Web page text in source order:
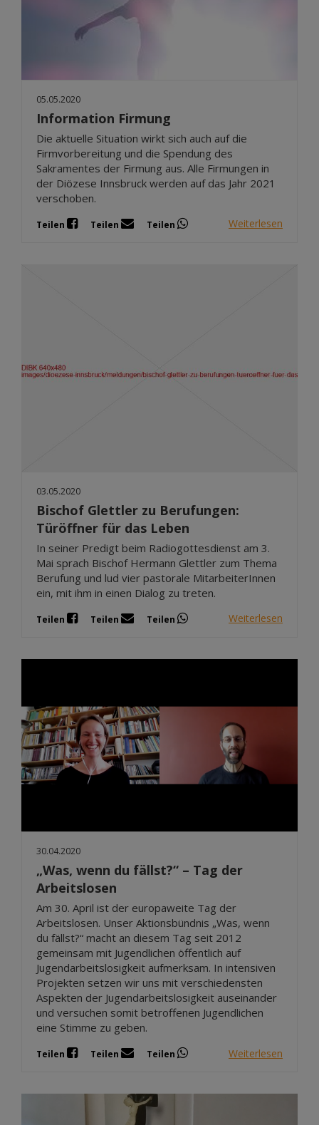
05.05.2020
Information Firmung
Die aktuelle Situation wirkt sich auch auf die
Firmvorbereitung und die Spendung des
Sakramentes der Firmung aus. Alle Firmungen in
der Diözese Innsbruck werden auf das Jahr 2021
verschoben.
Teilen Teilen Teilen Weiterlesen
03.05.2020
Bischof Glettler zu Berufungen:
Türöffner für das Leben
In seiner Predigt beim Radiogottesdienst am 3.
Mai sprach Bischof Hermann Glettler zum Thema
Berufung und lud vier pastorale MitarbeiterInnen
ein, mit ihm in einen Dialog zu treten.
Teilen Teilen Teilen Weiterlesen
30.04.2020
„Was, wenn du fällst?“ – Tag der
Arbeitslosen
Am 30. April ist der europaweite Tag der
Arbeitslosen. Unser Aktionsbündnis „Was, wenn
du fällst?“ macht an diesem Tag seit 2012
gemeinsam mit Jugendlichen öffentlich auf
Jugendarbeitslosigkeit aufmerksam. In intensiven
Projekten setzen wir uns mit verschiedensten
Aspekten der Jugendarbeitslosigkeit auseinander
und versuchen somit betroffenen Jugendlichen
eine Stimme zu geben.
Teilen Teilen Teilen Weiterlesen